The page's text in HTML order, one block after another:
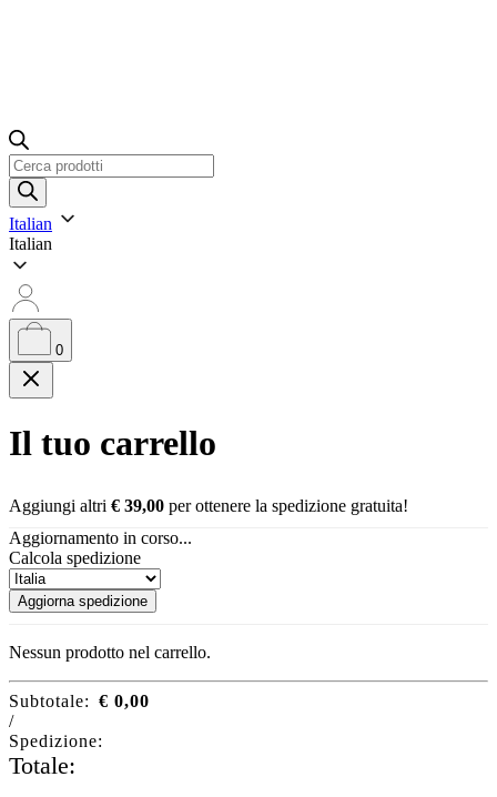
Ricerca
prodotti
Italian
Italian
0
Il tuo carrello
Aggiungi altri € 39,00 per ottenere la spedizione gratuita!
Aggiornamento in corso...
Calcola spedizione
Aggiorna spedizione
Nessun prodotto nel carrello.
Subtotale: € 0,00
/
Spedizione:
Totale: